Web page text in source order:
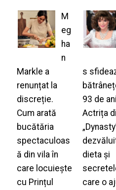
M
eg
ha
n
Markle a
renunțat la
discreție.
Cum arată
bucătăria
spectaculoas
ă din vila în
care locuiește
cu Prințul
s
93 de
Actrița
dieta și
care o